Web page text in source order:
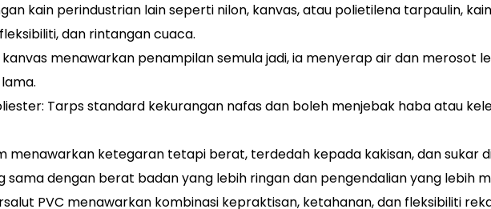
kain perindustrian lain seperti nilon, kanvas, atau polietilena tarpaulin,
dan rintangan cuaca.
kanvas menawarkan penampilan semula jadi, ia menyerap air dan merosot
Tarps standard kekurangan nafas dan boleh menjebak haba atau
menawarkan ketegaran tetapi berat, terdedah kepada kakisan, dan sukar
sama dengan berat badan yang lebih ringan dan pengendalian yang lebih
PVC menawarkan kombinasi kepraktisan, ketahanan, dan fleksibiliti